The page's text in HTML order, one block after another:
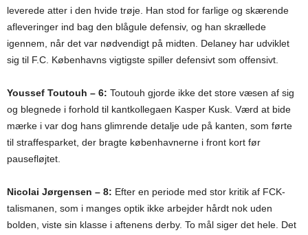
leverede atter i den hvide trøje. Han stod for farlige og skærende
afleveringer ind bag den blågule defensiv, og han skrællede
igennem, når det var nødvendigt på midten. Delaney har udviklet
sig til F.C. Københavns vigtigste spiller defensivt som offensivt.
Youssef Toutouh – 6: Toutouh gjorde ikke det store væsen af sig
og blegnede i forhold til kantkollegaen Kasper Kusk. Værd at bide
mærke i var dog hans glimrende detalje ude på kanten, som førte
til straffesparket, der bragte københavnerne i front kort før
pausefløjtet.
Nicolai Jørgensen – 8: Efter en periode med stor kritik af FCK-
talismanen, som i manges optik ikke arbejder hårdt nok uden
bolden, viste sin klasse i aftenens derby. To mål siger det hele. Det